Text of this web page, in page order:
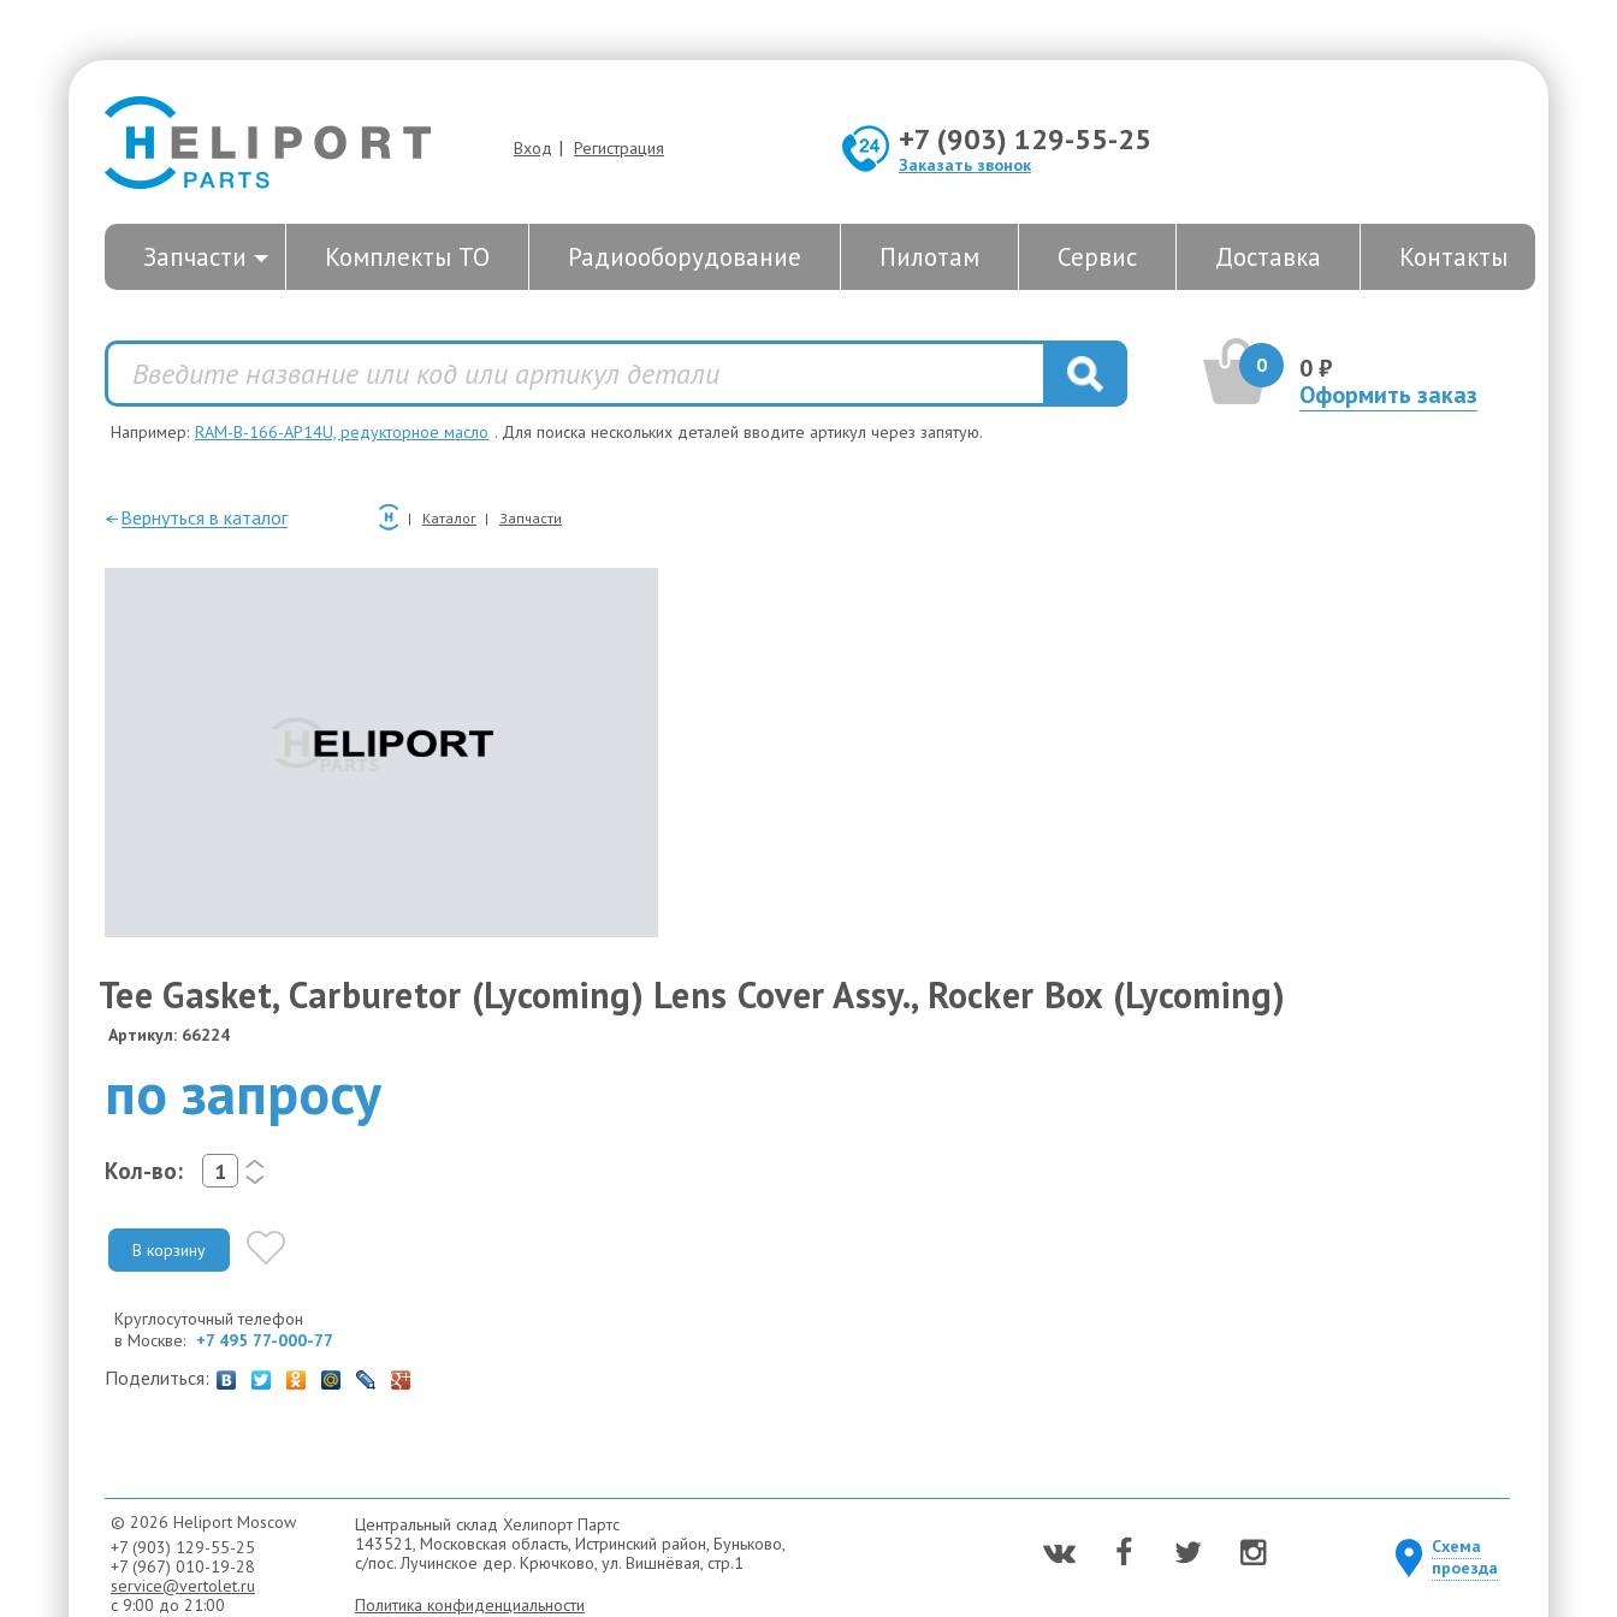
Вход | Регистрация +7 (903) 129-55-25
Заказать звонок
Запчасти Комплекты ТО Радиооборудование Пилотам Сервис Доставка Контакты
0
0 ₽
Оформить заказ
Например: RAM-B-166-AP14U, редукторное масло . Для поиска нескольких деталей вводите артикул через запятую.
—Вернуться в каталог Каталог Запчасти
Tee Gasket, Carburetor (Lycoming) Lens Cover Assy., Rocker Box (Lycoming)
Артикул: 66224
по запросу
Кол-во:
<
>
В корзину
Круглосуточный телефон
в Москве: +7 495 77-000-77
Поделиться:
© 2026 Heliport Moscow
+7 (903) 129-55-25
+7 (967) 010-19-28
service@vertolet.ru
с 9:00 до 21:00
Центральный склад Хелипорт Партс
143521, Московская область, Истринский район, Буньково,
с/пос. Лучинское дер. Крючково, ул. Вишнёвая, стр.1
Политика конфиденциальности
Схема
проезда